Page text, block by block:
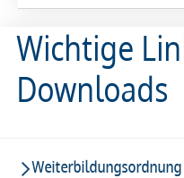
Wichtige
Downloads